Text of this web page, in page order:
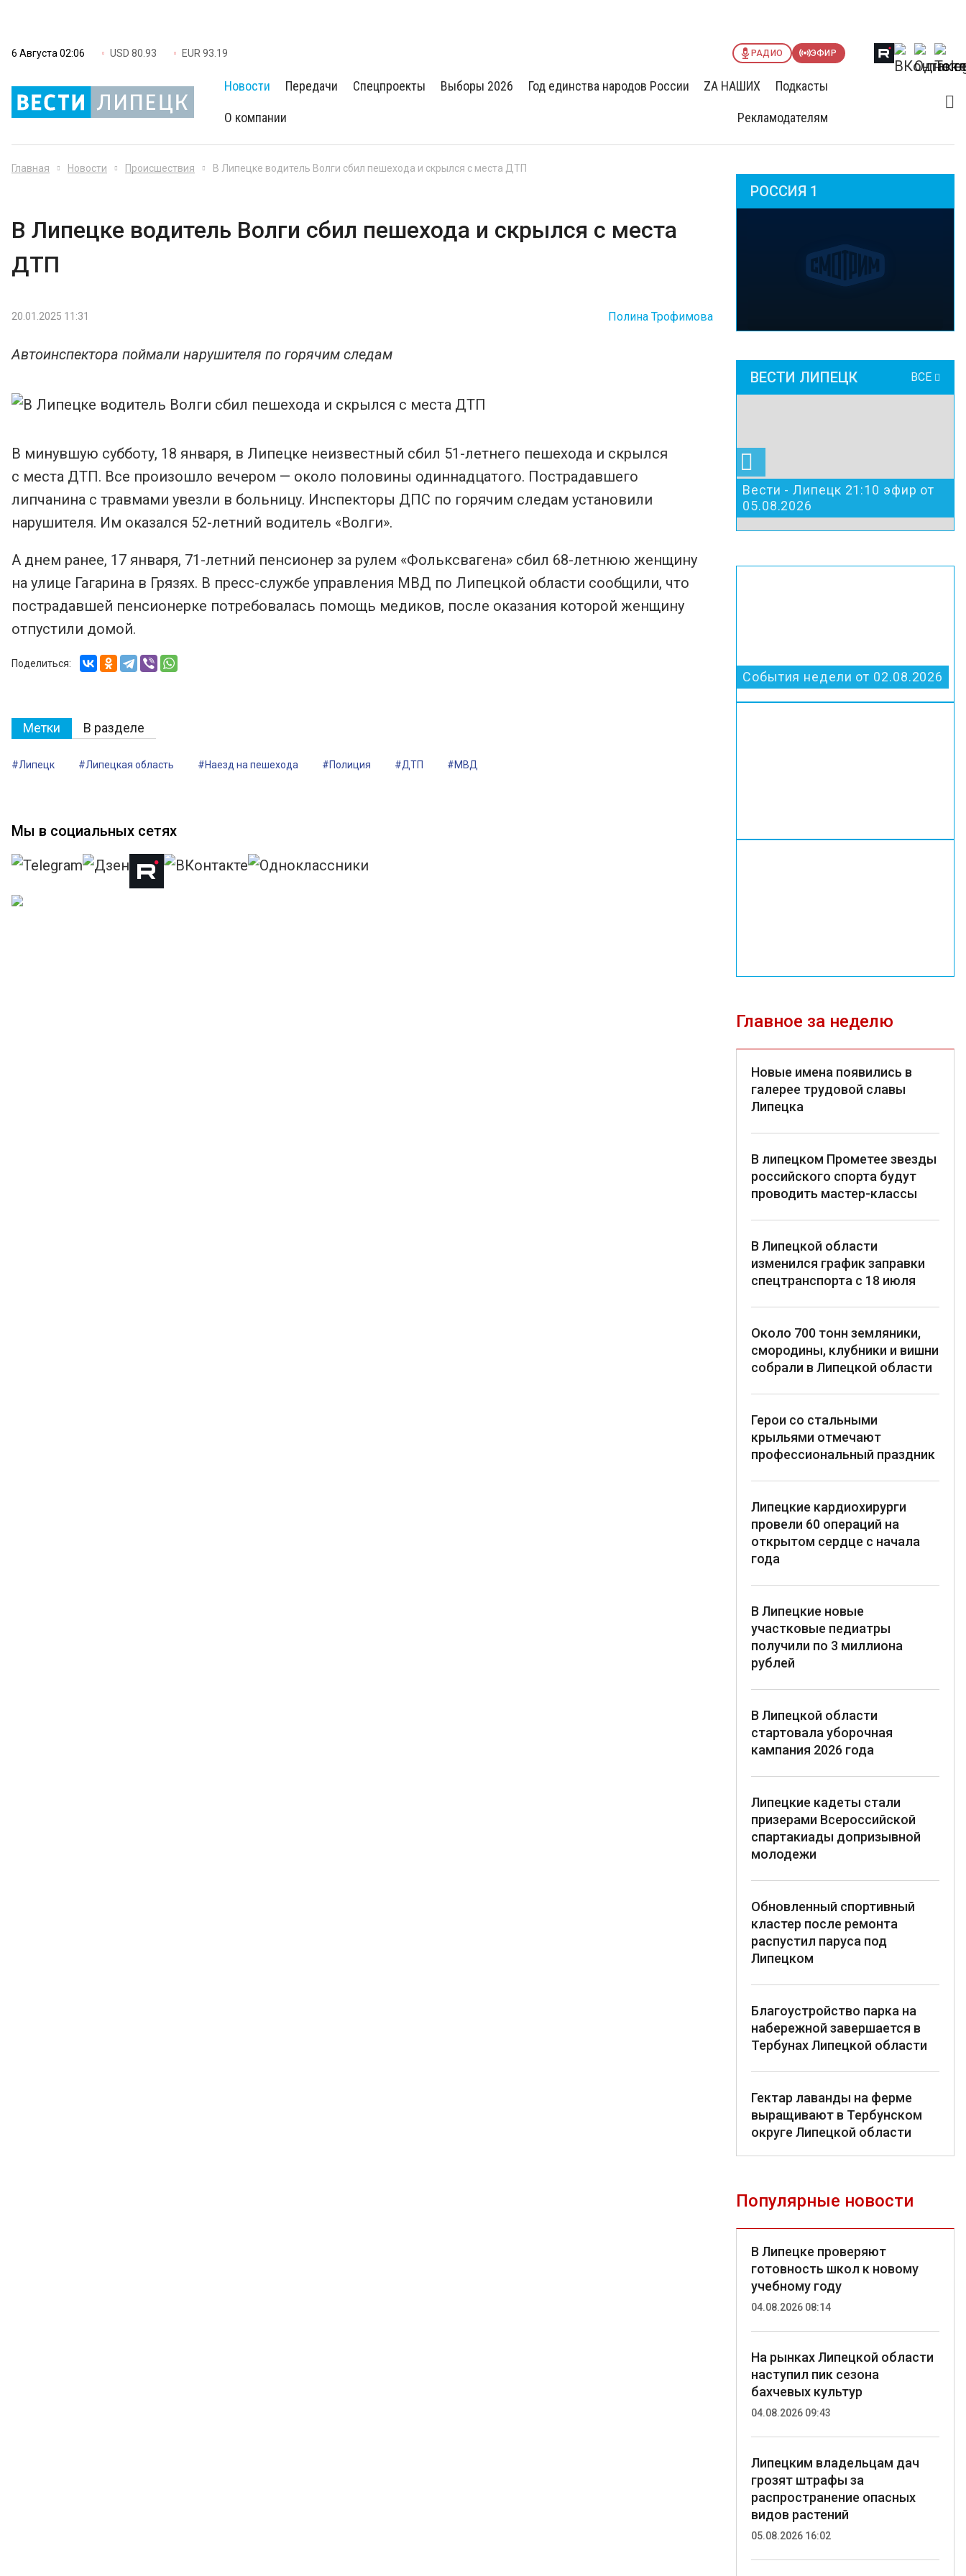
6 Августа 02:06 USD 80.93 EUR 93.19 РАДИО ЭФИР
Новости Передачи Спецпроекты Выборы 2026 Год единства народов России ZА НАШИХ Подкасты
О компании Рекламодателям
Главная Новости Происшествия В Липецке водитель Волги сбил пешехода и скрылся с места ДТП
В Липецке водитель Волги сбил пешехода и скрылся с места
ДТП
20.01.2025 11:31 Полина Трофимова
Автоинспектора поймали нарушителя по горячим следам
В минувшую субботу, 18 января, в Липецке неизвестный сбил 51-летнего пешехода и скрылся
с места ДТП. Все произошло вечером — около половины одиннадцатого. Пострадавшего
липчанина с травмами увезли в больницу. Инспекторы ДПС по горячим следам установили
нарушителя. Им оказался 52-летний водитель «Волги».
А днем ранее, 17 января, 71-летний пенсионер за рулем «Фольксвагена» сбил 68-летнюю женщину
на улице Гагарина в Грязях. В пресс-службе управления МВД по Липецкой области сообщили, что
пострадавшей пенсионерке потребовалась помощь медиков, после оказания которой женщину
отпустили домой.
Поделиться:
Метки В разделе
#Липецк #Липецкая область #Наезд на пешехода #Полиция #ДТП #МВД
Мы в социальных сетях
РОССИЯ 1
ВЕСТИ ЛИПЕЦК ВСЕ
Вести - Липецк 21:10 эфир от
05.08.2026
События недели от 02.08.2026
Главное за неделю
Новые имена появились в
галерее трудовой славы
Липецка
В липецком Прометее звезды
российского спорта будут
проводить мастер-классы
В Липецкой области
изменился график заправки
спецтранспорта с 18 июля
Около 700 тонн земляники,
смородины, клубники и вишни
собрали в Липецкой области
Герои со стальными
крыльями отмечают
профессиональный праздник
Липецкие кардиохирурги
провели 60 операций на
открытом сердце с начала
года
В Липецкие новые
участковые педиатры
получили по 3 миллиона
рублей
В Липецкой области
стартовала уборочная
кампания 2026 года
Липецкие кадеты стали
призерами Всероссийской
спартакиады допризывной
молодежи
Обновленный спортивный
кластер после ремонта
распустил паруса под
Липецком
Благоустройство парка на
набережной завершается в
Тербунах Липецкой области
Гектар лаванды на ферме
выращивают в Тербунском
округе Липецкой области
Популярные новости
В Липецке проверяют
готовность школ к новому
учебному году
04.08.2026 08:14
На рынках Липецкой области
наступил пик сезона
бахчевых культур
04.08.2026 09:43
Липецким владельцам дач
грозят штрафы за
распространение опасных
видов растений
05.08.2026 16:02